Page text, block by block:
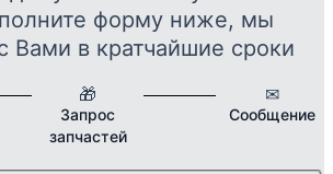
форму ниже, мы
Вами в кратчайшие сроки
🎁
Запрос
запчастей
✉
Сообщение